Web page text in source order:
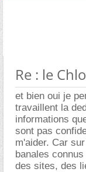
Re : le
et bien oui je
travaillent la
informations
sont pas
m'aider. Car
banales
des sites, des